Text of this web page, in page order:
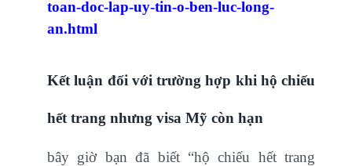
toan-doc-lap-uy-tin-o-ben-luc-long-
an.html
Kết luận đối với trường hợp khi hộ chiếu
hết trang nhưng visa Mỹ còn hạn
bây giờ bạn đã biết “hộ chiếu hết trang